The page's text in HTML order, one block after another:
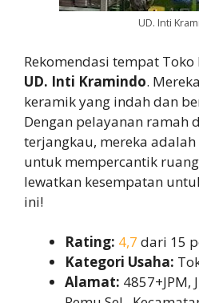
UD. Inti
Rekomendasi tempat
UD. Inti Kramindo.
keramik yang indah dan
Dengan pelayanan ramah
terjangkau, mereka
untuk mempercantik
lewatkan kesempatan
ini!
Rating: 4,7 dari 15
Kategori Usaha:
Alamat: 4857+JPM,